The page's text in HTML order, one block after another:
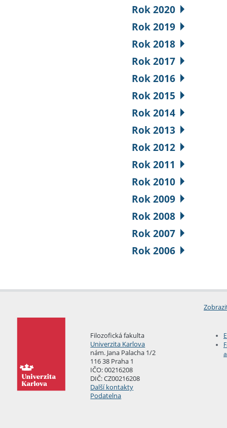
Rok 2020
Rok 2019
Rok 2018
Rok 2017
Rok 2016
Rok 2015
Rok 2014
Rok 2013
Rok 2012
Rok 2011
Rok 2010
Rok 2009
Rok 2008
Rok 2007
Rok 2006
Filozofická fakulta
Univerzita Karlova
nám. Jana Palacha 1/2
116 38 Praha 1
IČO: 00216208
DIČ: CZ00216208
Další kontakty
Podatelna